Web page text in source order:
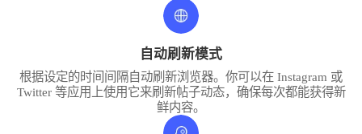
自动刷新模式
根据设定的时间间隔自动刷新浏览器。你可以在 Instagram 或
Twitter 等应用上使用它来刷新帖子动态，确保每次都能获得新
鲜内容。